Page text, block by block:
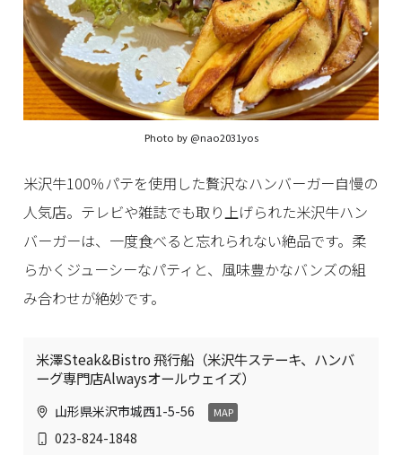
Photo by @nao2031yos
米沢牛100％パテを使用した贅沢なハンバーガー自慢の
人気店。テレビや雑誌でも取り上げられた米沢牛ハン
バーガーは、一度食べると忘れられない絶品です。柔
らかくジューシーなパティと、風味豊かなバンズの組
み合わせが絶妙です。
米澤Steak&Bistro 飛行船（米沢牛ステーキ、ハンバ
ーグ専門店Alwaysオールウェイズ）
山形県米沢市城西1-5-56 MAP
023-824-1848